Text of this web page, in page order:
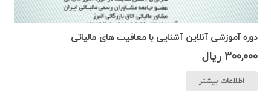
دوره آموزشی آنلاین آشنایی با معافیت های مالیاتی
300,000 ریال
اطلاعات بیشتر